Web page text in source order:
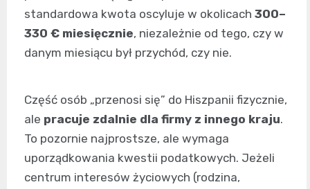
standardowa kwota oscyluje w okolicach 300–
330 € miesięcznie, niezależnie od tego, czy w
danym miesiącu był przychód, czy nie.
Część osób „przenosi się” do Hiszpanii fizycznie,
ale pracuje zdalnie dla firmy z innego kraju.
To pozornie najprostsze, ale wymaga
uporządkowania kwestii podatkowych. Jeżeli
centrum interesów życiowych (rodzina,